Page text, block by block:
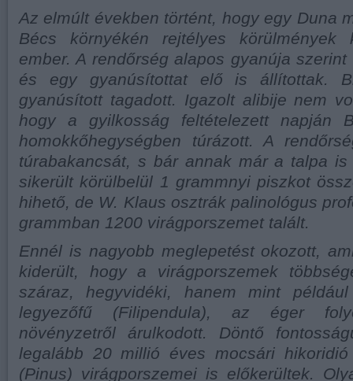
Az elmúlt években történt, hogy egy Duna
Bécs környékén rejtélyes
ember. A rendőrség alapos gyanúja
és egy gyanúsítottat elő is állítottak.
gyanúsított tagadott. Igazolt alibije nem
hogy a gyilkosság feltételezett napján
homokkőhegységben túrázott. A
túrabakancsát, s bár annak már a talpa
sikerült körülbelül 1 grammnyi piszkot
hihető, de W. Klaus osztrák palinológus
grammban 1200 virágporszemet talált.
Ennél is nagyobb meglepetést okozott,
kiderült, hogy a virágporszemek
száraz, hegyvidéki, hanem mint
legyezőfű (Filipendula), az éger
növényzetről árulkodott. Döntő
legalább 20 millió éves mocsári
(Pinus) virágporszemei is előkerültek.